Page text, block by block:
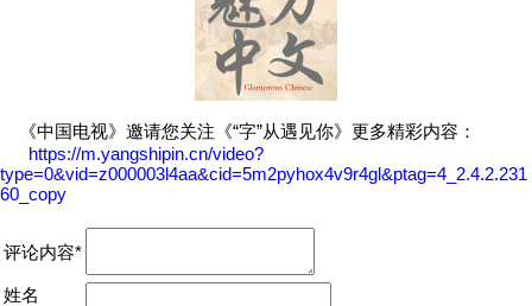
《中国电视》邀请您关注《“字”从遇见你》更多精彩内容：
https://m.yangshipin.cn/video?
type=0&vid=z000003l4aa&cid=5m2pyhox4v9r4gl&ptag=4_2.4.2.231
60_copy
评论内容*
姓名